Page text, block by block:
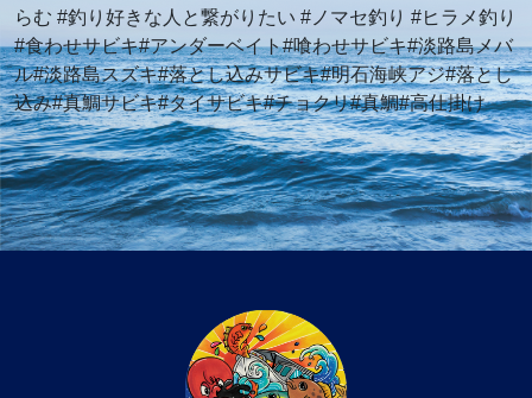
らむ #釣り好きな人と繋がりたい #ノマセ釣り #ヒラメ釣り
#食わせサビキ#アンダーベイト#喰わせサビキ#淡路島メバ
ル#淡路島スズキ#落とし込みサビキ#明石海峡アジ#落とし
込み#真鯛サビキ#タイサビキ#チョクリ#真鯛#高仕掛け